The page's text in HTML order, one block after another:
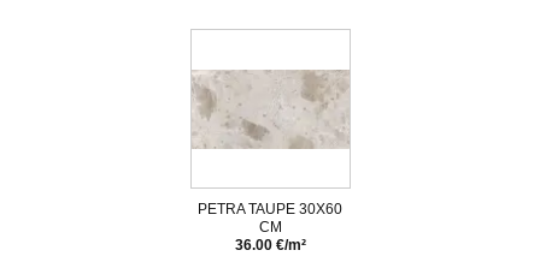
PETRA TAUPE 30X60
CM
36.00 €/m²